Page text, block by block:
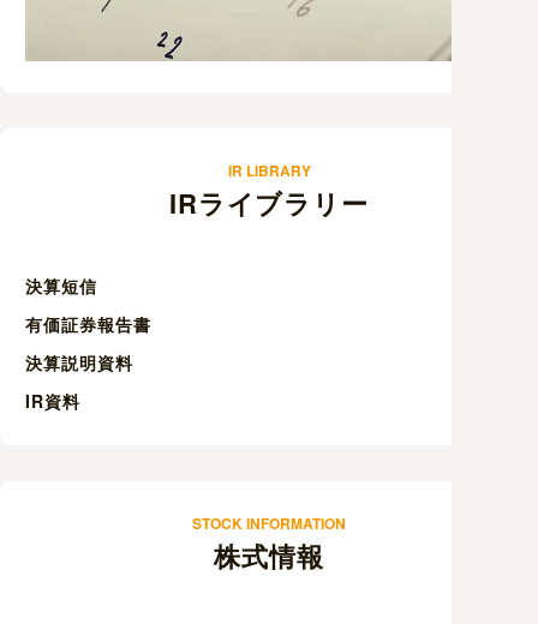
IR LIBRARY
IRライブラリー
決算短信
有価証券報告書
決算説明資料
IR資料
STOCK INFORMATION
株式情報